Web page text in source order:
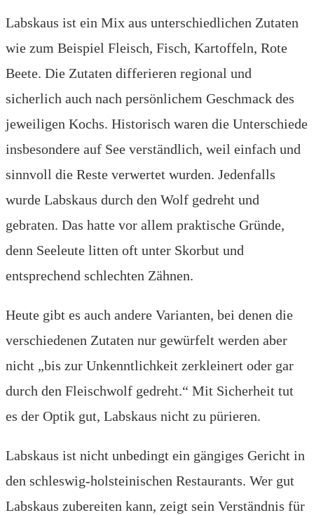
Labskaus ist ein Mix aus unterschiedlichen Zutaten
wie zum Beispiel Fleisch, Fisch, Kartoffeln, Rote
Beete. Die Zutaten differieren regional und
sicherlich auch nach persönlichem Geschmack des
jeweiligen Kochs. Historisch waren die Unterschiede
insbesondere auf See verständlich, weil einfach und
sinnvoll die Reste verwertet wurden. Jedenfalls
wurde Labskaus durch den Wolf gedreht und
gebraten. Das hatte vor allem praktische Gründe,
denn Seeleute litten oft unter Skorbut und
entsprechend schlechten Zähnen.
Heute gibt es auch andere Varianten, bei denen die
verschiedenen Zutaten nur gewürfelt werden aber
nicht „bis zur Unkenntlichkeit zerkleinert oder gar
durch den Fleischwolf gedreht.“ Mit Sicherheit tut
es der Optik gut, Labskaus nicht zu pürieren.
Labskaus ist nicht unbedingt ein gängiges Gericht in
den schleswig-holsteinischen Restaurants. Wer gut
Labskaus zubereiten kann, zeigt sein Verständnis für